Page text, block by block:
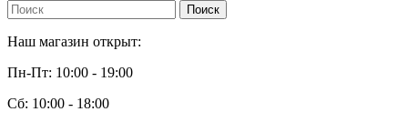
Поиск
Наш магазин открыт:
Пн-Пт: 10:00 - 19:00
Сб: 10:00 - 18:00